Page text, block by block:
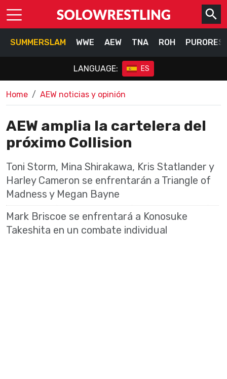
SUMMERSLAM WWE AEW TNA ROH
LANGUAGE: ES
Home AEW noticias y opinión
AEW amplia la cartelera del
próximo Collision
Toni Storm, Mina Shirakawa, Kris Statlander y
Harley Cameron se enfrentarán a Triangle of
Madness y Megan Bayne
Mark Briscoe se enfrentará a Konosuke
Takeshita en un combate individual